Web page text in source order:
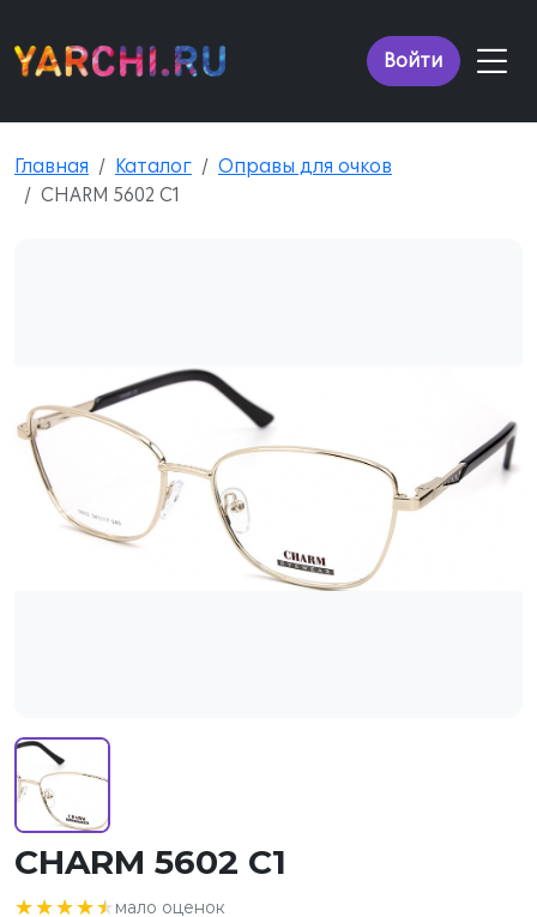
Войти
Главная Каталог
Оправы для очков
CHARM 5602 C1
CHARM 5602 C1
★★★★★
★★★★★мало оценок